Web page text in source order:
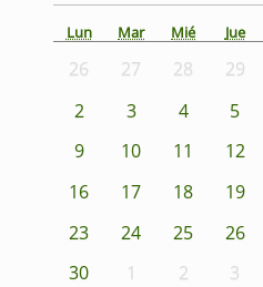
Lun Mar Mié Jue
26 27 28 29
2
3 4 5
9
10 11 12
16
17 18 19
23
24 25 26
30
1 2 3